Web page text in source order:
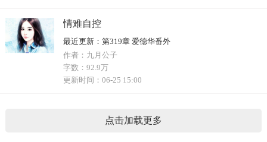
情难自控
最近更新： 第319章 爱德华番外
作者： 九月公子
字数： 92.9万
更新时间： 06-25 15:00
点击加载更多